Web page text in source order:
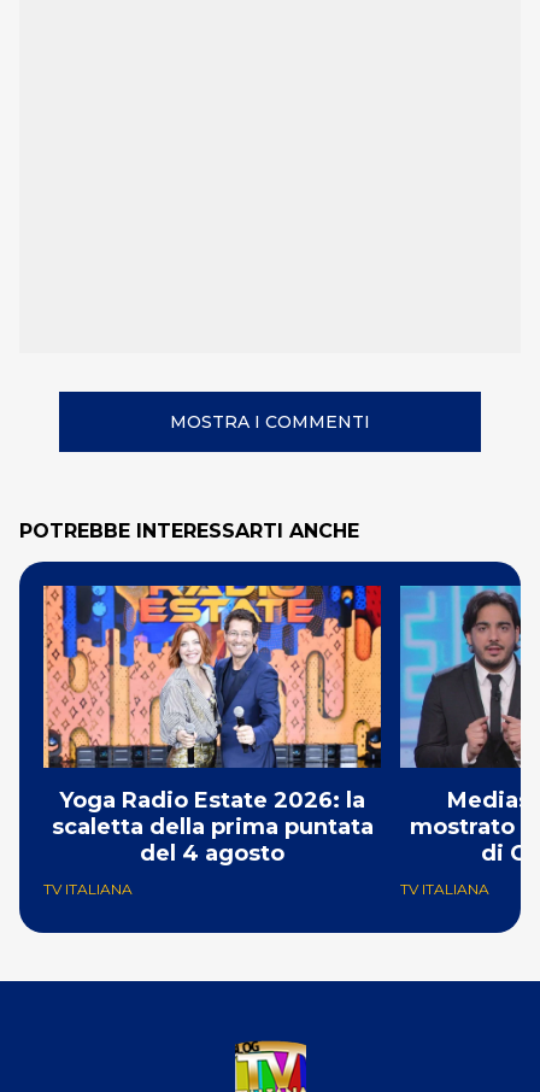
MOSTRA I COMMENTI
POTREBBE INTERESSARTI ANCHE
Yoga Radio Estate 2026: la
scaletta della prima puntata
del 4 agosto
TV ITALIANA
mostrato il
di
TV ITALIANA